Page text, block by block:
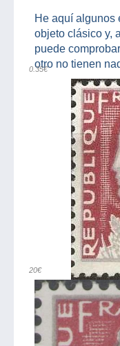
He aquí algunos
objeto clásico y,
puede
otro no tienen
0.35€
20€